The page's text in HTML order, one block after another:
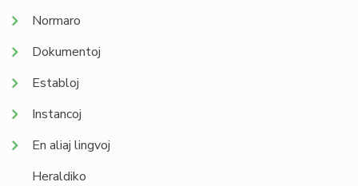
Normaro
Dokumentoj
Establoj
Instancoj
En aliaj lingvoj
Heraldiko